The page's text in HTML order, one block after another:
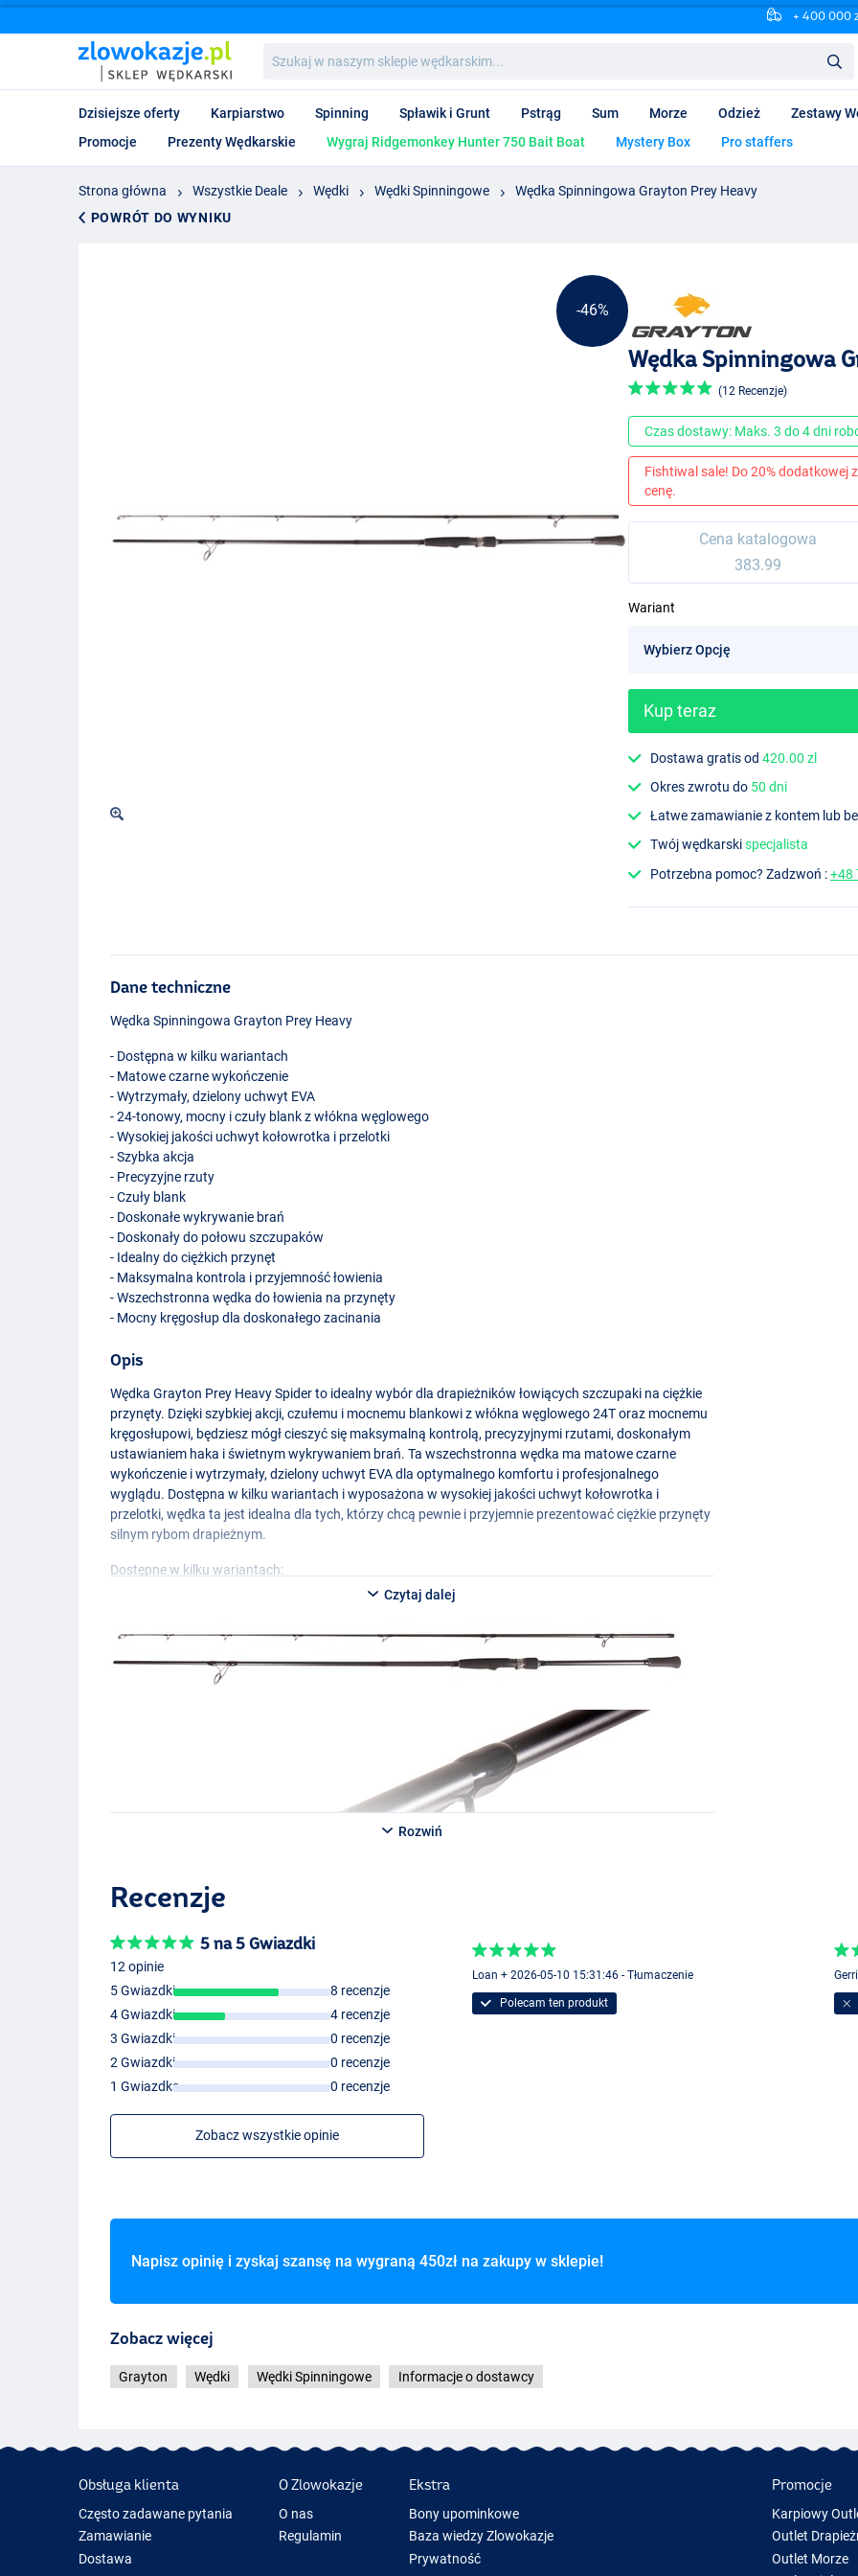
+ 400 000
w
naszym
wędkarskim...
Dzisiejsze oferty Karpiarstwo Spinning Spławik i Grunt Pstrąg Sum Morze Odzież Zestawy
Promocje
Prezenty Wędkarskie Wygraj Ridgemonkey Hunter 750 Bait Boat Mystery Box Pro staffers
Strona główna Wszystkie Deale Wędki Wędki Spinningowe
Wędka Spinningowa Grayton Prey Heavy
POWRÓT DO WYNIKU
-46%
Wędka Spinningowa
(12 Recenzje)
Czas dostawy: Maks. 3 do 4 dni
Fishtiwal sale! Do 20% dodatkowej
cenę.
Cena katalogowa
383.99
Wariant
Kup teraz
Dostawa gratis od420.00 zl
Okres zwrotu do 50 dni
Łatwe zamawianie z kontem lub
Twój wędkarskispecjalista
Potrzebna pomoc? Zadzwoń :+48
Dane techniczne
Wędka Spinningowa Grayton Prey Heavy
- Dostępna w kilku wariantach
- Matowe czarne wykończenie
- Wytrzymały, dzielony uchwyt EVA
- 24-tonowy, mocny i czuły blank z włókna węglowego
- Wysokiej jakości uchwyt kołowrotka i przelotki
- Szybka akcja
- Precyzyjne rzuty
- Czuły blank
- Doskonałe wykrywanie brań
- Doskonały do połowu szczupaków
- Idealny do ciężkich przynęt
- Maksymalna kontrola i przyjemność łowienia
- Wszechstronna wędka do łowienia na przynęty
- Mocny kręgosłup dla doskonałego zacinania
Opis
Wędka Grayton Prey Heavy Spider to idealny wybór dla drapieżników łowiących szczupaki na ciężkie
przynęty. Dzięki szybkiej akcji, czułemu i mocnemu blankowi z włókna węglowego 24T oraz mocnemu
kręgosłupowi, będziesz mógł cieszyć się maksymalną kontrolą, precyzyjnymi rzutami, doskonałym
ustawianiem haka i świetnym wykrywaniem brań. Ta wszechstronna wędka ma matowe czarne
wykończenie i wytrzymały, dzielony uchwyt EVAdla optymalnego komfortu i profesjonalnego
wyglądu. Dostępna w kilku wariantach i wyposażona w wysokiej jakości uchwyt kołowrotka i
przelotki, wędka ta jest idealna dla tych, którzy chcą pewnie i przyjemnie prezentować ciężkie przynęty
silnym rybom drapieżnym.
Dostępne w kilku wariantach:
- Waga: 145g
- Długość: 2,40 m
- Waga wyrzutu: 35-70g
Czytaj dalej
Rozwiń
Recenzje
5 na 5 Gwiazdki
12 opinie
5 Gwiazdki
8 recenzje
4 Gwiazdki
4 recenzje
3 Gwiazdki
0 recenzje
2 Gwiazdki
0 recenzje
1 Gwiazdka
0 recenzje
Zobacz wszystkie opinie
Loan + 2026-05-10 15:31:46 - Tłumaczenie
Polecam ten produkt
Napisz opinię i zyskaj szansę na wygraną 450zł na zakupy w sklepie!
Zobacz więcej
Grayton Wędki Wędki Spinningowe Informacje o dostawcy
Obsługa klienta
Często zadawane pytania
Zamawianie
Dostawa
O Zlowokazje
O nas
Regulamin
Ekstra
Bony upominkowe
Baza wiedzy Zlowokazje
Prywatność
Promocje
Karpiowy
Outlet
Outlet Morze